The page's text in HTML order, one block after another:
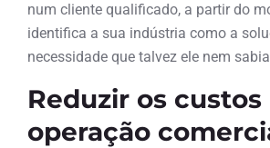
num cliente qualificado, a partir do
identifica a sua indústria como a
necessidade que talvez ele nem
Reduzir os custos
operação